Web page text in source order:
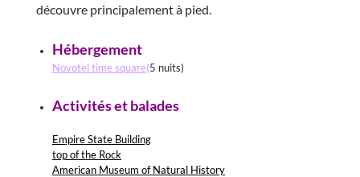
découvre principalement à pied.
Hébergement
Novotel time square(5 nuits)
Activités et balades
Empire State Building
top of the Rock
American Museum of Natural History